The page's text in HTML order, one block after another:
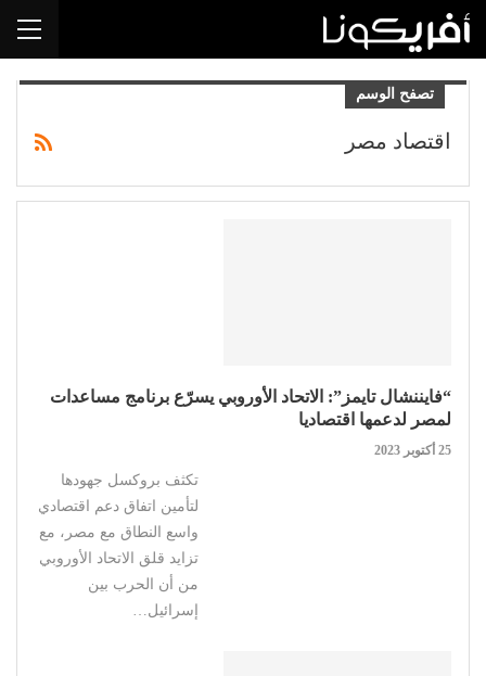
تصفح الوسم
اقتصاد مصر
“فايننشال تايمز”: الاتحاد الأوروبي يسرّع برنامج مساعدات
لمصر لدعمها اقتصاديا
25 أكتوبر 2023
تكثف بروكسل جهودها
لتأمين اتفاق دعم اقتصادي
واسع النطاق مع مصر، مع
تزايد قلق الاتحاد الأوروبي
من أن الحرب بين
إسرائيل…